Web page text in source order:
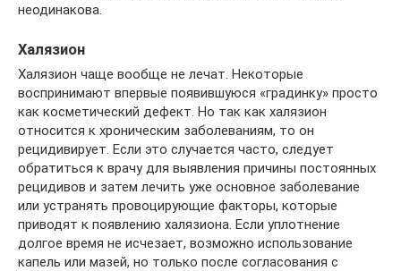
неодинакова.
Халязион
Халязион чаще вообще не лечат. Некоторые
воспринимают впервые появившуюся «градинку» просто
как косметический дефект. Но так как халязион
относится к хроническим заболеваниям, то он
рецидивирует. Если это случается часто, следует
обратиться к врачу для выявления причины постоянных
рецидивов и затем лечить уже основное заболевание
или устранять провоцирующие факторы, которые
приводят к появлению халязиона. Если уплотнение
долгое время не исчезает, возможно использование
капель или мазей, но только после согласования с